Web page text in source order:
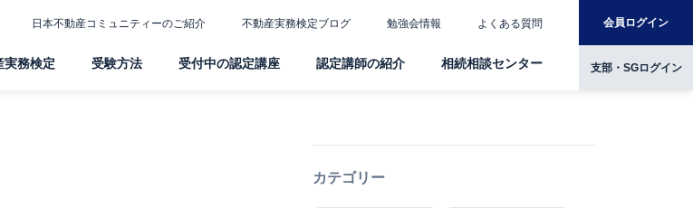
日本不動産コミュニティーのご紹介 不動産実務検定ブログ 勉強会情報 よくある質問 会員ログイン
実務検定 受験方法 受付中の認定講座 認定講師の紹介 相続相談センター 支部・SGログイン
カテゴリー